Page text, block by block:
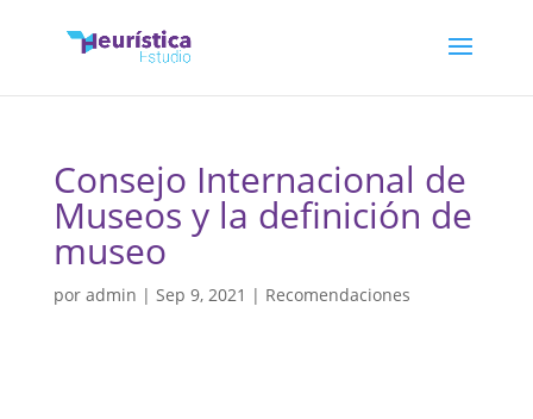
Consejo Internacional de
Museos y la definición de
museo
por admin | Sep 9, 2021 | Recomendaciones